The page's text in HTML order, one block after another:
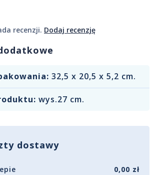
recenzji. Dodaj recenzję
32,5 x 20,5 x 5,2 cm.
wys.27 cm.
dostawy
0,00 zł